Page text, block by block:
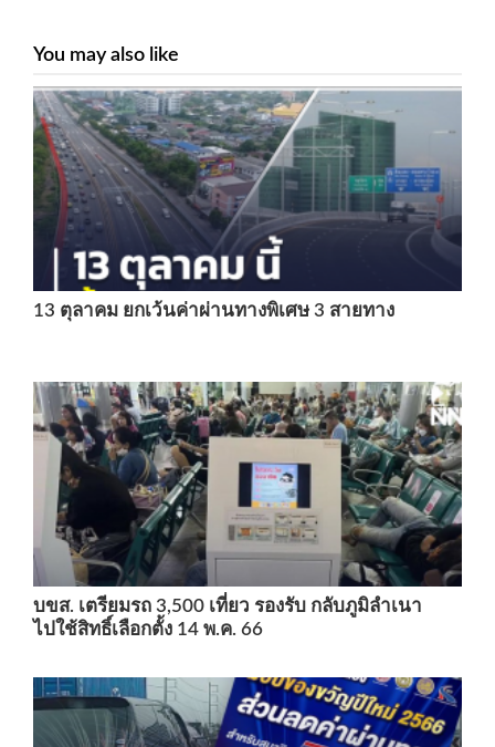
You may also like
13 ตุลาคม ยกเว้นค่าผ่านทางพิเศษ 3 สายทาง
บขส. เตรียมรถ 3,500 เที่ยว รองรับ กลับภูมิลำเนา
ไปใช้สิทธิ์เลือกตั้ง 14 พ.ค. 66